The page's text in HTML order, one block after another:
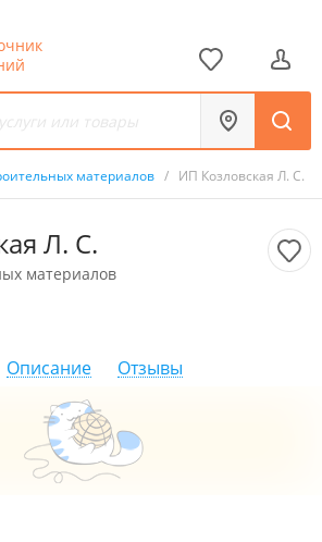
материалов / ИП Козловская Л. С.
Л. С.
материалов
Описание Отзывы
4